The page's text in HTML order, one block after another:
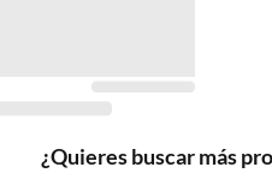
¿Quieres buscar más